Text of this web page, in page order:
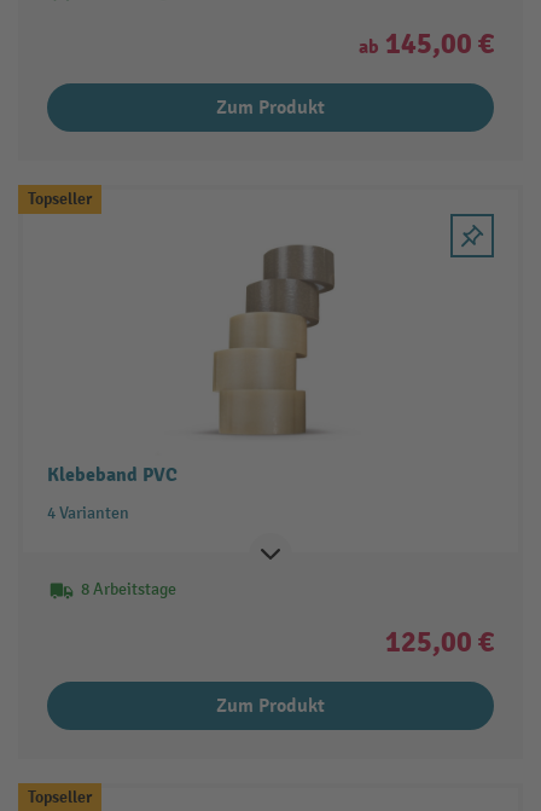
ab 145,00 €
Zum Produkt
Topseller
Klebeband PVC
4 Varianten
8 Arbeitstage
125,00 €
Zum Produkt
Topseller